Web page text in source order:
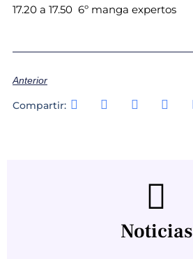
17.20 a 17.50 6º manga expertos
Anterior
Compartir:
Noticias